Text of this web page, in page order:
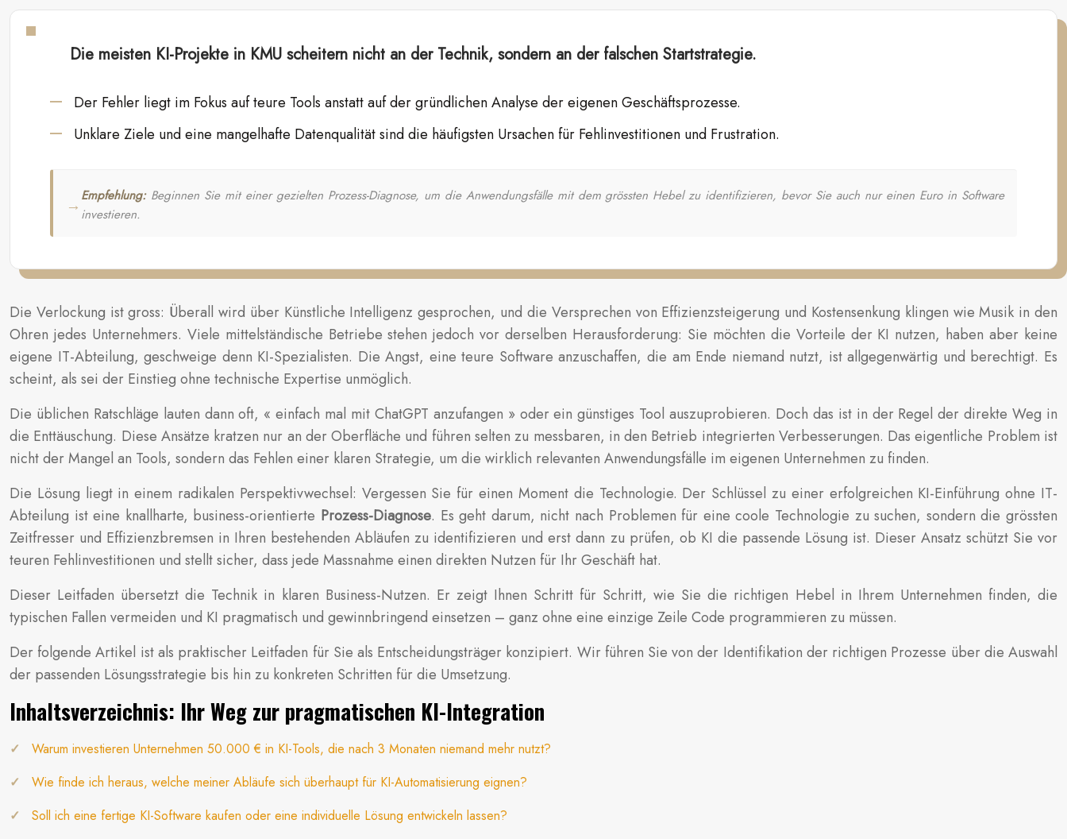
Die meisten KI-Projekte in KMU scheitern nicht an der Technik, sondern an der falschen Startstrategie.
Der Fehler liegt im Fokus auf teure Tools anstatt auf der gründlichen Analyse der eigenen Geschäftsprozesse.
Unklare Ziele und eine mangelhafte Datenqualität sind die häufigsten Ursachen für Fehlinvestitionen und Frustration.
Empfehlung:Beginnen Sie mit einer gezielten Prozess-Diagnose, um die Anwendungsfälle mit dem grössten Hebel zu identifizieren, bevor Sie auch nur einen Euro in Software
investieren.
Die Verlockung ist gross: Überall wird über Künstliche Intelligenz gesprochen, und die Versprechen von Effizienzsteigerung und Kostensenkung klingen wie Musik in den
Ohren jedes Unternehmers. Viele mittelständische Betriebe stehen jedoch vor derselben Herausforderung: Sie möchten die Vorteile der KI nutzen, haben aber keine
eigene IT-Abteilung, geschweige denn KI-Spezialisten. Die Angst, eine teure Software anzuschaffen, die am Ende niemand nutzt, ist allgegenwärtig und berechtigt. Es
scheint, als sei der Einstieg ohne technische Expertise unmöglich.
Die üblichen Ratschläge lauten dann oft, « einfach mal mit ChatGPT anzufangen » oder ein günstiges Tool auszuprobieren. Doch das ist in der Regel der direkte Weg in
die Enttäuschung. Diese Ansätze kratzen nur an der Oberfläche und führen selten zu messbaren, in den Betrieb integrierten Verbesserungen. Das eigentliche Problem ist
nicht der Mangel an Tools, sondern das Fehlen einer klaren Strategie, um die wirklich relevanten Anwendungsfälle im eigenen Unternehmen zu finden.
Die Lösung liegt in einem radikalen Perspektivwechsel: Vergessen Sie für einen Moment die Technologie. Der Schlüssel zu einer erfolgreichen KI-Einführung ohne IT-
Abteilung ist eine knallharte, business-orientierte Prozess-Diagnose. Es geht darum, nicht nach Problemen für eine coole Technologie zu suchen, sondern die grössten
Zeitfresser und Effizienzbremsen in Ihren bestehenden Abläufen zu identifizieren und erst dann zu prüfen, ob KI die passende Lösung ist. Dieser Ansatz schützt Sie vor
teuren Fehlinvestitionen und stellt sicher, dass jede Massnahme einen direkten Nutzen für Ihr Geschäft hat.
Dieser Leitfaden übersetzt die Technik in klaren Business-Nutzen. Er zeigt Ihnen Schritt für Schritt, wie Sie die richtigen Hebel in Ihrem Unternehmen finden, die
typischen Fallen vermeiden und KI pragmatisch und gewinnbringend einsetzen – ganz ohne eine einzige Zeile Code programmieren zu müssen.
Der folgende Artikel ist als praktischer Leitfaden für Sie als Entscheidungsträger konzipiert. Wir führen Sie von der Identifikation der richtigen Prozesse über die Auswahl
der passenden Lösungsstrategie bis hin zu konkreten Schritten für die Umsetzung.
Inhaltsverzeichnis: Ihr Weg zur pragmatischen KI-Integration
Warum investieren Unternehmen 50.000 € in KI-Tools, die nach 3 Monaten niemand mehr nutzt?
Wie finde ich heraus, welche meiner Abläufe sich überhaupt für KI-Automatisierung eignen?
Soll ich eine fertige KI-Software kaufen oder eine individuelle Lösung entwickeln lassen?